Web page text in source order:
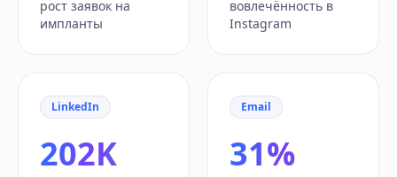
рост заявок на
импланты
вовлечённость в
Instagram
LinkedIn
202K
Email
31%